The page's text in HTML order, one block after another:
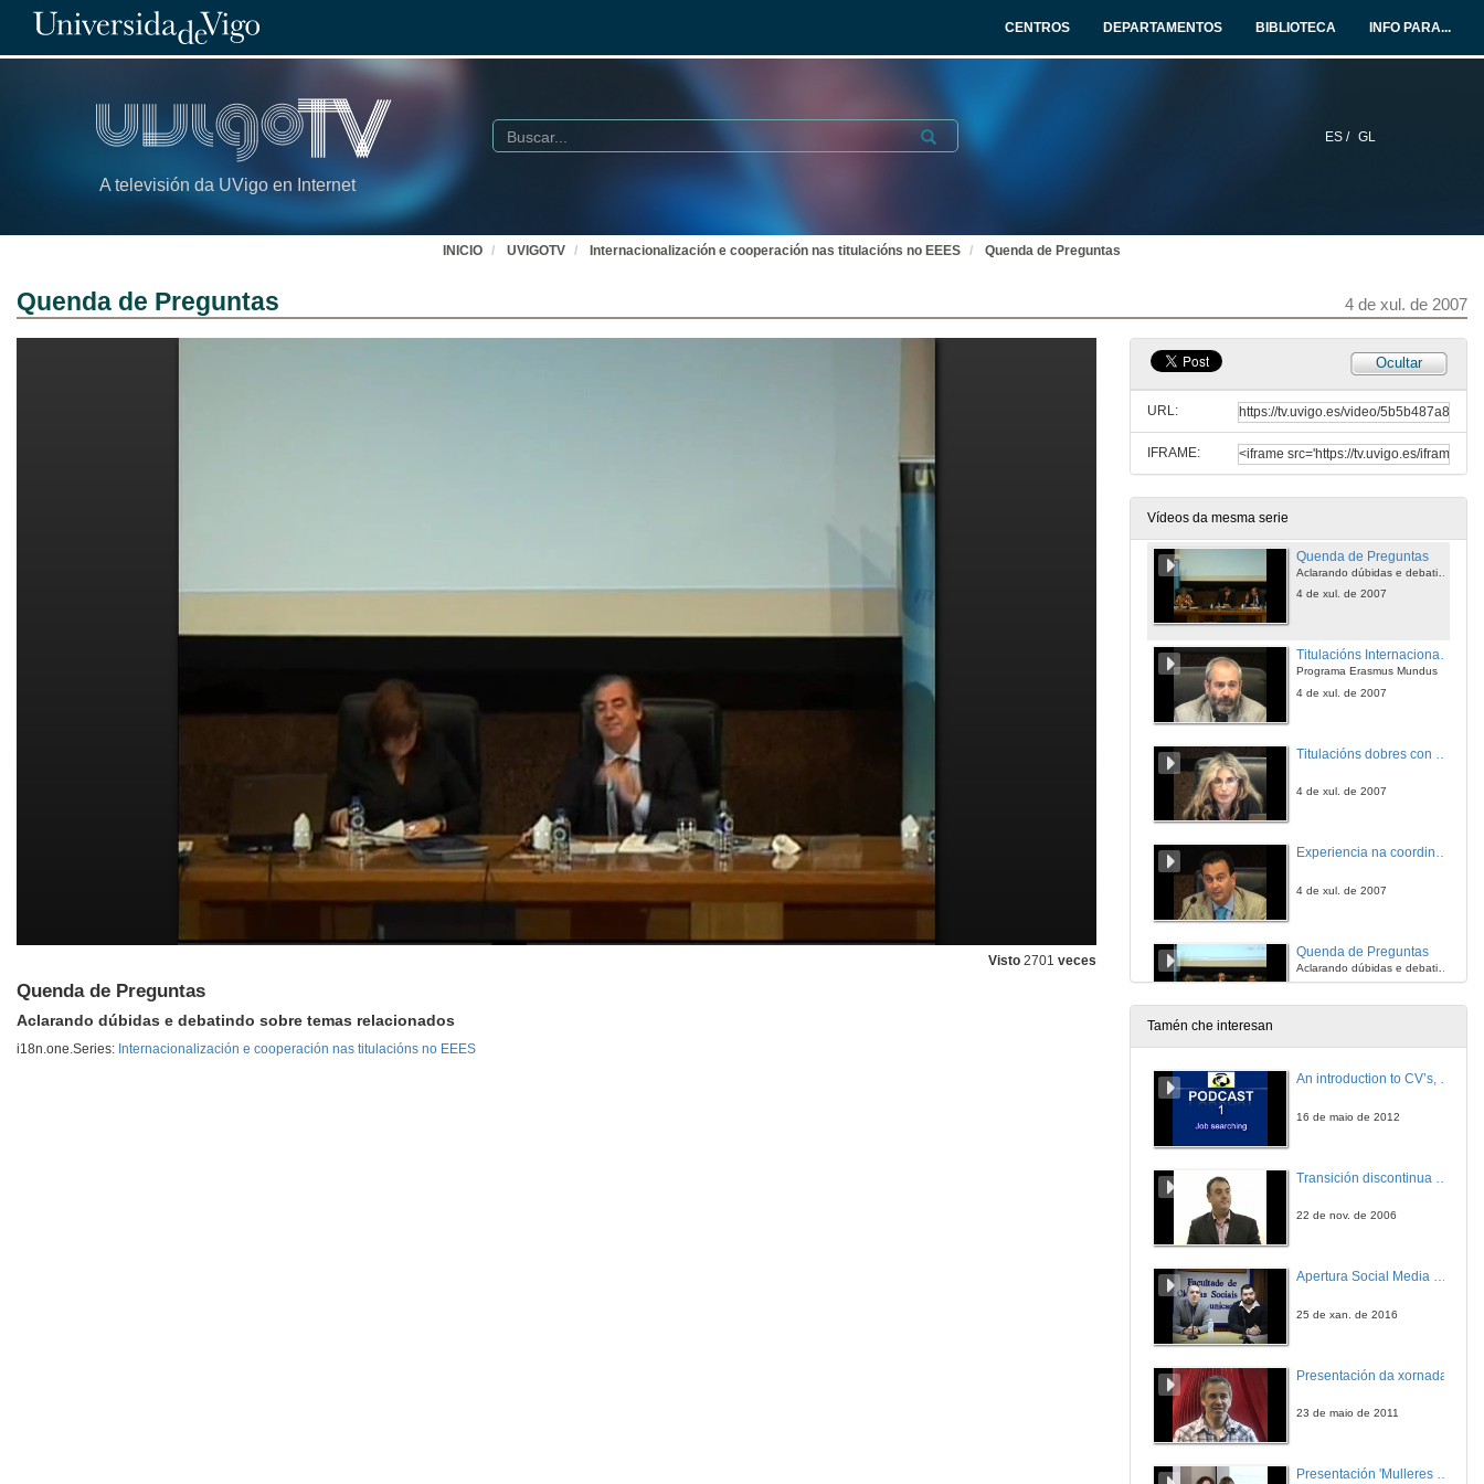
CENTROS DEPARTAMENTOS BIBLIOTECA INFO PARA...
A televisión da UVigo en Internet
ES / GL
Buscar Submit
INICIO UVIGOTV Internacionalización e cooperación nas titulacións no EEES Quenda de Preguntas
Quenda de Preguntas 4 de xul. de 2007
Visto 2701 veces
Quenda de Preguntas
Aclarando dúbidas e debatindo sobre temas relacionados
i18n.one.Series: Internacionalización e cooperación nas titulacións no EEES
Ocultar
URL:
IFRAME:
Vídeos da mesma serie
Presentación da Xornada
4 de xul. de 2007
Titulacións dobres con universidades estranxeiras na UPM
Titulacións dobres na Universidade Autónoma de Barcelona
4 de xul. de 2007
Quenda de Preguntas
Aclarando dúbidas e debatindo sobre temas relacionados
4 de xul. de 2007
Titulacións Internacionais de Postgrao
Programa Erasmus Mundus
4 de xul. de 2007
4 de xul. de 2007
Experiencia na coordinación e xestión dun Máster Erasmus Mundus
4 de xul. de 2007
Quenda de Preguntas
Aclarando dúbidas e debatindo sobre temas relacionados
Tamén che interesan
An introduction to CV’s, letters, and job searching
16 de maio de 2012
22 de nov. de 2006
Apertura Social Media Day 2016
25 de xan. de 2016
Presentación da xornada
23 de maio de 2011
Presentación 'Mulleres no software libre'